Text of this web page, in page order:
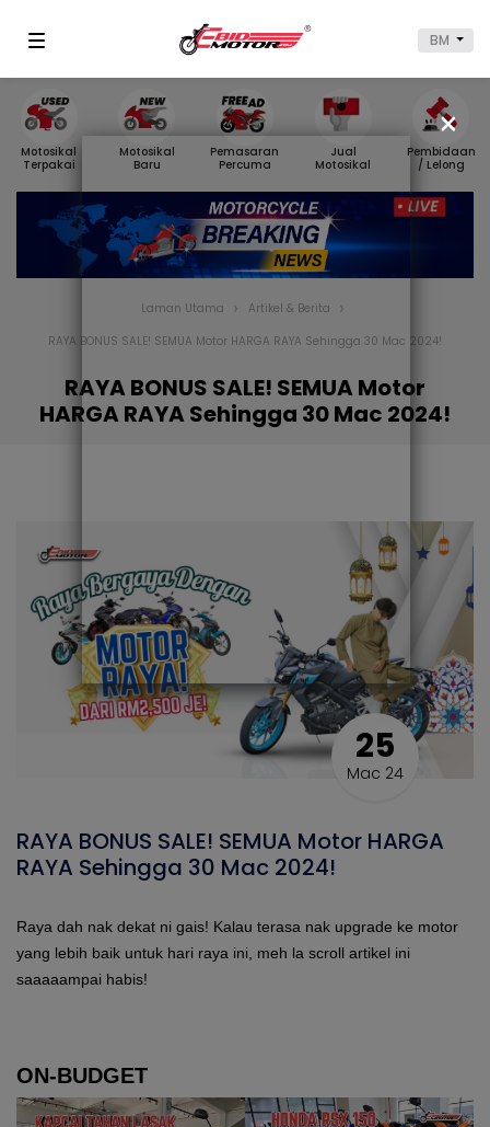
BM
Motosikal
Terpakai
Motosikal
Baru
Pemasaran
Percuma
Jual
Motosikal
Pembidaan
/ Lelong
Laman Utama
Artikel & Berita
RAYA BONUS SALE! SEMUA Motor HARGA RAYA Sehingga 30 Mac 2024!
RAYA BONUS SALE! SEMUA Motor
HARGA RAYA Sehingga 30 Mac 2024!
25
Mac 24
RAYA BONUS SALE! SEMUA Motor HARGA
RAYA Sehingga 30 Mac 2024!
Raya dah nak dekat ni gais! Kalau terasa nak upgrade ke motor
yang lebih baik untuk hari raya ini, meh la scroll artikel ini
saaaaampai habis!
ON-BUDGET
×